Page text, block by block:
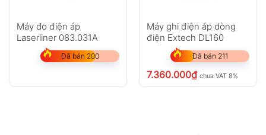
Máy đo điện áp
Laserliner 083.031A
Đã bán 200
Máy ghi điện áp dòng
điện Extech DL160
Đã bán 211
7.360.000₫ chưa VAT 8%